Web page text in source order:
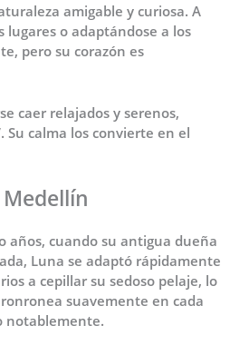
amigable y curiosa. A
o adaptándose a los
pero su corazón es
caer relajados y serenos,
calma los convierte en el
años, cuando su antigua dueña
Luna se adaptó rápidamente
a cepillar su sedoso pelaje, lo
suavemente en cada
notablemente.